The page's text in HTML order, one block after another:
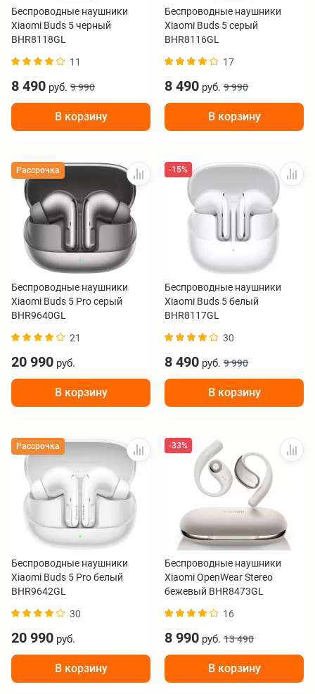
Беспроводные наушники
Xiaomi Buds 5 черный
BHR8118GL
11
8 490 руб. 9 990
В корзину
Беспроводные наушники
Xiaomi Buds 5 серый
BHR8116GL
17
8 490 руб. 9 990
В корзину
Рассрочка
Беспроводные наушники
Xiaomi Buds 5 Pro серый
BHR9640GL
21
20 990 руб.
В корзину
-15%
Беспроводные наушники
Xiaomi Buds 5 белый
BHR8117GL
30
8 490 руб. 9 990
В корзину
Рассрочка
Беспроводные наушники
Xiaomi Buds 5 Pro белый
BHR9642GL
30
20 990 руб.
В корзину
-33%
Беспроводные наушники
Xiaomi OpenWear Stereo
бежевый BHR8473GL
16
8 990 руб. 13 490
В корзину